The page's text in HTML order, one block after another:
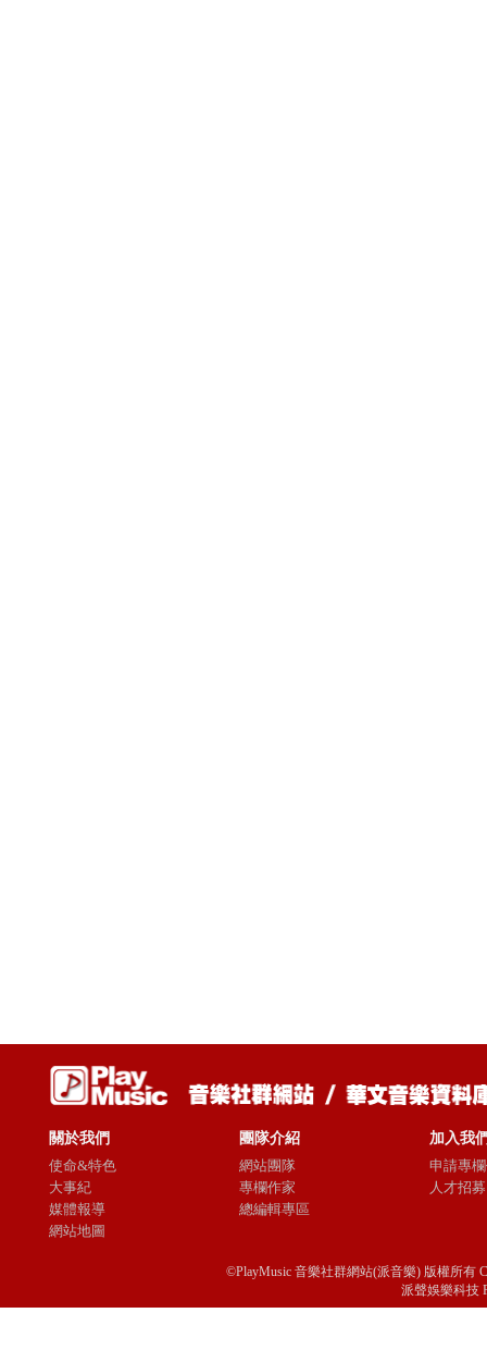
關於我們
使命&特色
大事紀
媒體報導
網站地圖
團隊介紹
網站團隊
專欄作家
總編輯專區
加入我
申請專
人才招募
©PlayMusic 音樂社群網站(派音樂) 版權所有
派聲娛樂科技